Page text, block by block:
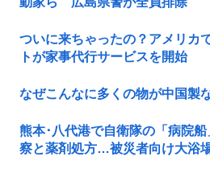
ついに来ちゃったの？アメリカ
トが家事代行サービスを開始
なぜこんなに多くの物が中国製
熊本･八代港で自衛隊の「病院
察と薬剤処方…被災者向け大浴